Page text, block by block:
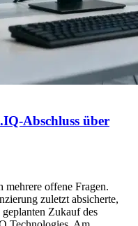
Abschluss über
offene Fragen.
zuletzt absicherte,
Zukauf des